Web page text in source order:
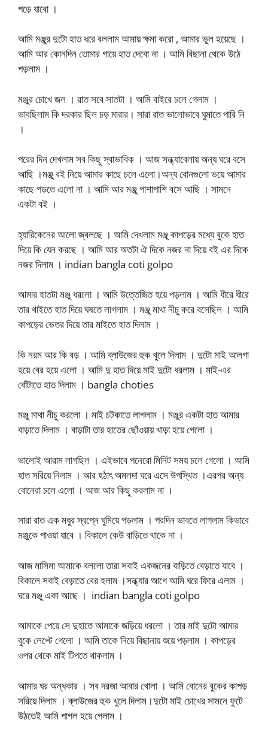
পড়ে যাবো ।
আমি মঞ্জুর দুটো হাত ধরে বললাম আমায় ক্ষমা করো , আমার ভুল হয়েছে ।
আমি আর কোনদিন তোমার গায়ে হাত দেবো না । আমি বিছানা থেকে উঠে
পড়লাম ।
মঞ্জুর চোখে জল । রাত সবে সাতটা । আমি বাইরে চলে গেলাম ।
ভাবছিলাম কি দরকার ছিল চড় মারার। সারা রাত ভালোভাবে ঘুমাতে পারি নি
।
পরের দিন দেখলাম সব কিছু স্বাভাবিক । আজ সন্ধ্যাবেলায় অন্য ঘরে বসে
আছি ।মঞ্জু বই নিয়ে আমার কাছে চলে এলো।অন্য বোনগুলো ভয়ে আমার
কাছে পড়তে এলো না । আমি আর মঞ্জু পাশাপাশি বসে আছি । সামনে
একটা বই ।
হ্যারিকেনের আলো জ্বলছে । আমি দেখলাম মঞ্জু কাপড়ের মধ্যে বুকে হাত
দিয়ে কি যেন করছে । আমি আর অতটা ঐ দিকে নজর না দিয়ে বই এর দিকে
নজর দিলাম । indian bangla coti golpo
আমার হাতটা মঞ্জু ধরলো । আমি উত্তেজিত হয়ে পড়লাম । আমি ধীরে ধীরে
তার থাইতে হাত দিয়ে ঘষতে লাগলাম । মঞ্জু মাথা নীচু করে বসেছিল । আমি
কাপড়ের ভেতর দিয়ে তার মাইতে হাত দিলাম ।
কি নরম আর কি বড় । আমি ব্লাউজের হুক খুলে দিলাম । দুটো মাই আলগা
হয়ে বের হয়ে এলো । আমি দু হাত দিয়ে মাই দুটো ধরলাম । মাই-এর
বোঁটাতে হাত দিলাম । bangla choties
মঞ্জু মাথা নীচু করলো । মাই চটকাতে লাগলাম । মঞ্জুর একটা হাত আমার
বাড়াতে দিলাম । বাড়াটা তার হাতের ছোঁওয়ায় খাড়া হয়ে গেলো ।
ভালোই আরাম লাগছিল । এইভাবে পনেরো মিনিট সময় চলে গেলো । আমি
হাত সরিয়ে নিলাম । আর হঠাৎ অমলদা ঘরে এসে উপস্থিত ।এরপর অন্য
বোনেরা চলে এলো । আজ আর কিছু করলাম না ।
সারা রাত এক মধুর স্বপ্নে ঘুমিয়ে পড়লাম । পরদিন ভাবতে লাগলাম কিভাবে
মঞ্জুকে পাওয়া যাবে । বিকালে কেউ বাড়িতে থাকে না ।
আজ মাসিমা আমাকে বললো তারা সবাই একজনের বাড়িতে বেড়াতে যাবে ।
বিকালে সবাই বেড়াতে বের হলাম ।সন্ধ্যার আগে আমি ঘরে ফিরে এলাম ।
ঘরে মঞ্জু একা আছে । indian bangla coti golpo
আমাকে পেয়ে সে দুহাতে আমাকে জড়িয়ে ধরলো । তার মাই দুটো আমার
বুকে লেপ্টে গেলো । আমি তাকে নিয়ে বিছানায় শুয়ে পড়লাম । কাপড়ের
ওপর থেকে মাই টিপতে থাকলাম ।
আমার ঘর অন্ধকার । সব দরজা আবার খোলা । আমি বোনের বুকের কাপড়
সরিয়ে দিলাম । ব্লাউজের হুক খুলে দিলাম।দুটো মাই চোখের সামনে ফুটে
উঠতেই আমি পাগল হয়ে গেলাম ।